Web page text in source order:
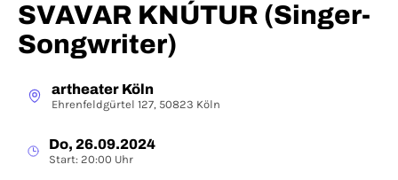
SVAVAR KNÚTUR (Singer-
Songwriter)
artheater Köln
Ehrenfeldgürtel 127, 50823 Köln
Do, 26.09.2024
Start: 20:00 Uhr